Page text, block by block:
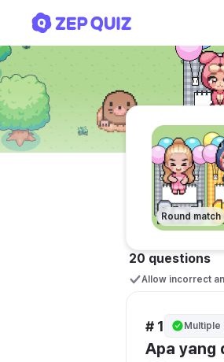
Round match
20 questions
Allow incorrect
# 1 Multiple
Apa yang